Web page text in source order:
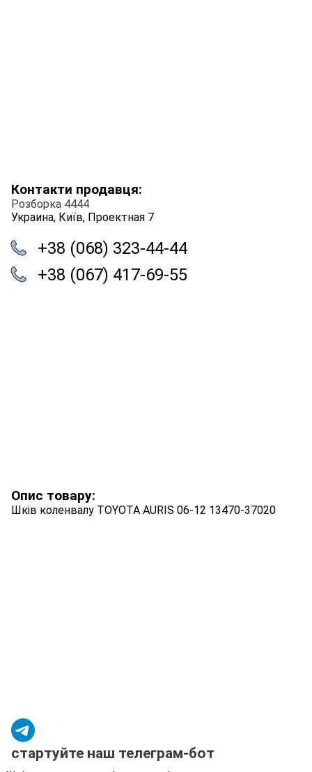
Контакти продавця:
Розборка 4444
Украина, Київ, Проектная 7
+38 (068) 323-44-44
+38 (067) 417-69-55
Опис товару:
Шків коленвалу TOYOTA AURIS 06-12 13470-37020
стартуйте наш телеграм-бот